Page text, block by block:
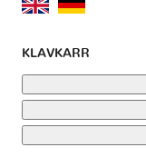
KLAVKARR